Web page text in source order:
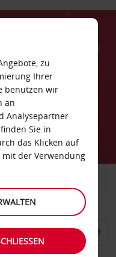
Menü
Str
zu
Ihrer
benutzen wir
an
Analysepartner
Sie in
das Klicken auf
mit der Verwendung